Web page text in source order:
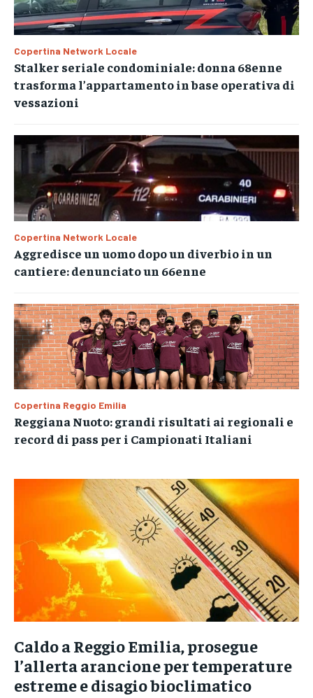
Copertina Network Locale
Stalker seriale condominiale: donna 68enne
trasforma l’appartamento in base operativa di
vessazioni
Copertina Network Locale
Aggredisce un uomo dopo un diverbio in un
cantiere: denunciato un 66enne
Copertina Reggio Emilia
Reggiana Nuoto: grandi risultati ai regionali e
record di pass per i Campionati Italiani
Caldo a Reggio Emilia, prosegue
l’allerta arancione per temperature
estreme e disagio bioclimatico